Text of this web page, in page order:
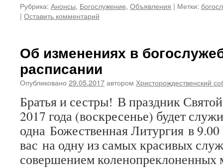
Рубрика: Анонсы, Богослужение, Объявления | Метки:
| Оставить комментарий
Об изменениях в
расписании
Опубликовано 29.05.2017автором Христорождественский
Братья и сестры! В праздник
2017 года (воскресенье) будет
одна Божественная Литургия в
вас на одну из самых красивых
совершением коленопреклоненных